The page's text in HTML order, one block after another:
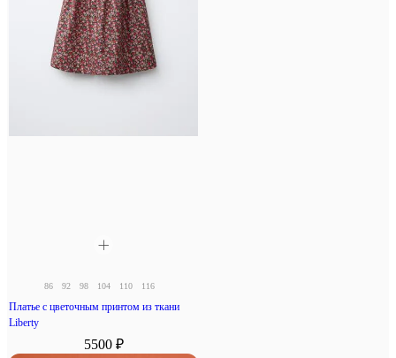
86 92 98 104 110 116
Платье с цветочным принтом из ткани
Liberty
5500 ₽